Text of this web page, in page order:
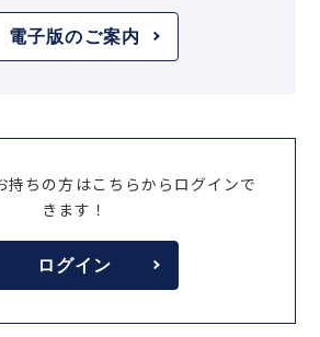
電子版のご案内
持ちの方はこちらからログインで
きます！
ログイン